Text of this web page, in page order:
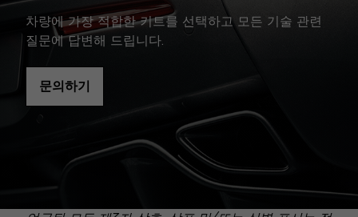
차량에 가장 적합한 키트를 선택하고 모든 기술 관련
질문에 답변해 드립니다.
문의하기